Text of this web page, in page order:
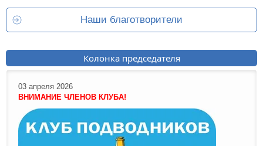
Наши благотворители
Колонка председателя
03 апреля 2026
ВНИМАНИЕ ЧЛЕНОВ КЛУБА!